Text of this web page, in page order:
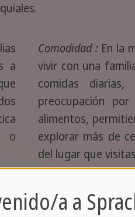
a
o
Comodidad : En la
vivir con una
comidas
preocupación
alimentos,
explorar más de
del lugar que
a a